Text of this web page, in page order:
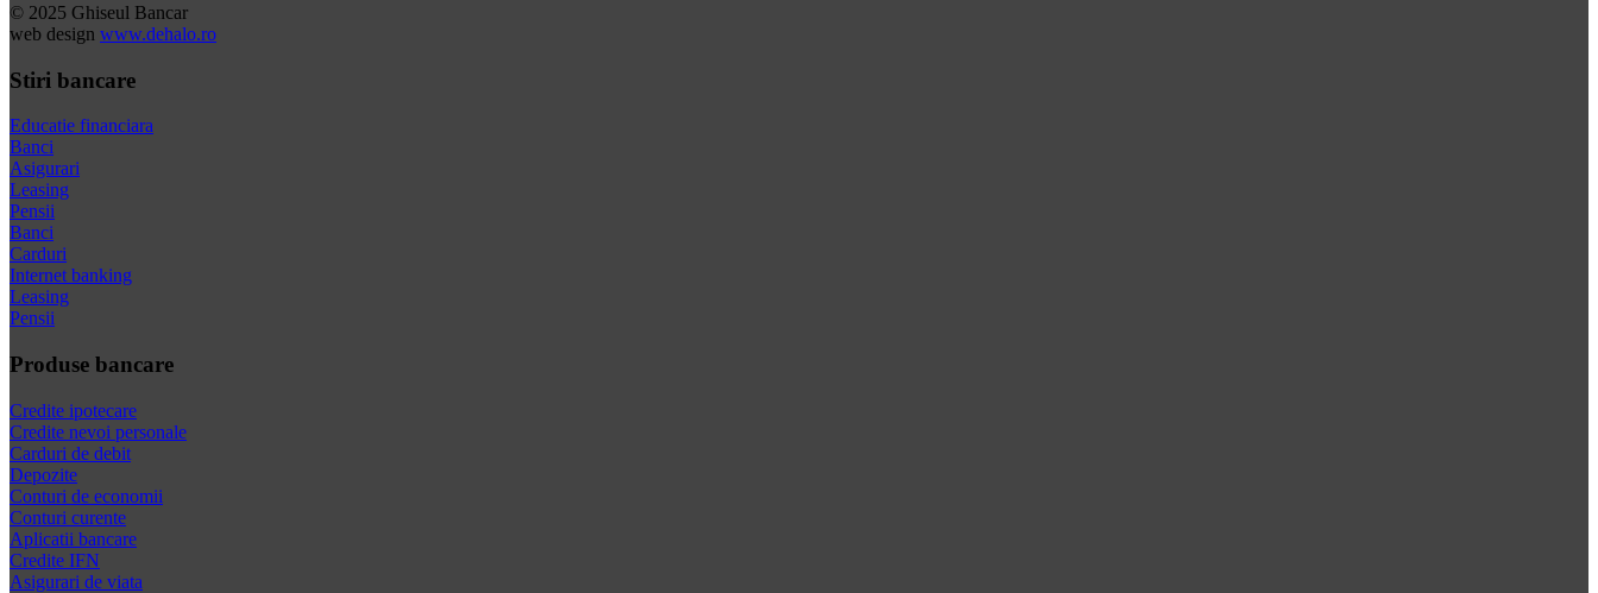
© 2025 Ghiseul Bancar
web design www.dehalo.ro
Stiri bancare
Educatie financiara
Banci
Asigurari
Leasing
Pensii
Banci
Carduri
Internet banking
Leasing
Pensii
Produse bancare
Credite ipotecare
Credite nevoi personale
Carduri de debit
Depozite
Conturi de economii
Conturi curente
Aplicatii bancare
Credite IFN
Asigurari de viata